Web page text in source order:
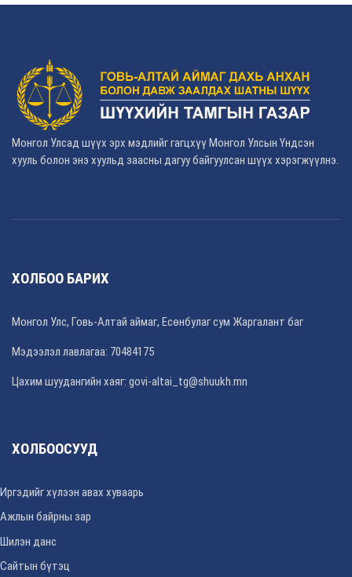
Монгол Улсад шүүх эрх мэдлийг гагцхүү Монгол Улсын Үндсэн
хууль болон энэ хуульд заасны дагуу байгуулсан шүүх хэрэгжүүлнэ.
ХОЛБОО БАРИХ
Монгол Улс, Говь-Алтай аймаг, Есөнбулаг сум Жаргалант баг
Мэдээлэл лавлагаа: 70484175
Цахим шуудангийн хаяг: govi-altai_tg@shuukh.mn
ХОЛБООСУУД
Иргэдийг хүлээн авах хуваарь
Ажлын байрны зар
Шилэн данс
Сайтын бүтэц